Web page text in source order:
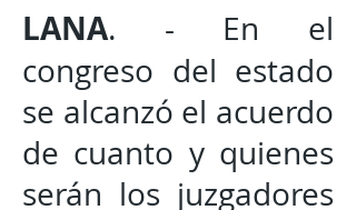
LANA. - En el
congreso del estado
se alcanzó el acuerdo
de cuanto y quienes
serán los juzgadores